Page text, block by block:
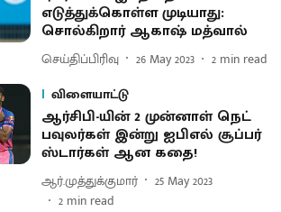
எடுத்துக்கொள்ள முடியாது:
சொல்கிறார் ஆகாஷ் மத்வால்
செய்திப்பிரிவு 26 May 2023 2 min read
விளையாட்டு
ஆர்சிபி-யின் 2 முன்னாள் நெட்
பவுலர்கள் இன்று ஐபிஎல் சூப்பர்
ஸ்டார்கள் ஆன கதை!
ஆர்.முத்துக்குமார்
25 May 2023
2 min read